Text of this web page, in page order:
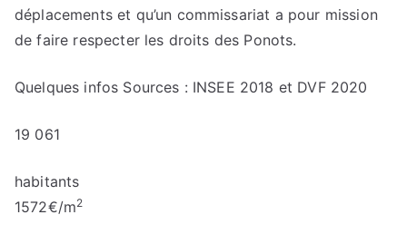
déplacements et qu’un commissariat a pour mission
de faire respecter les droits des Ponots.
Quelques infos Sources : INSEE 2018 et DVF 2020
19 061
habitants
1572€/m2